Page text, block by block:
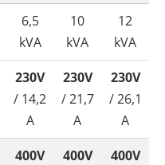
6,5
kVA
10
kVA
12
kVA
230V
/ 14,2
A
230V
/ 21,7
A
230V
/ 26,1
A
400V
400V
400V